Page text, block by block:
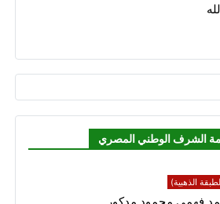
الشرف الوطني المصري
الذهبية)